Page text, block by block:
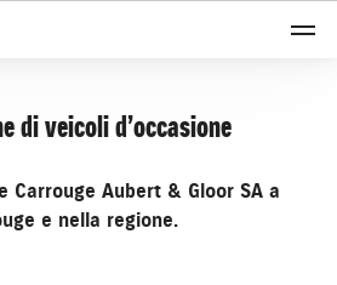
di veicoli d’occasione
Carrouge Aubert & Gloor SA a
e nella regione.